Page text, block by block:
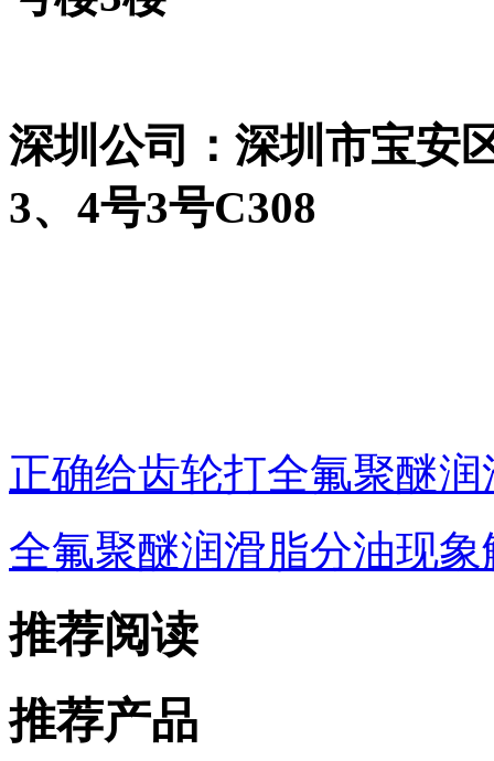
深圳公司：深圳市宝安
3、4号3号C308
正确给齿轮打全氟聚醚
全氟聚醚润滑脂分油现象
推荐阅读
推荐产品